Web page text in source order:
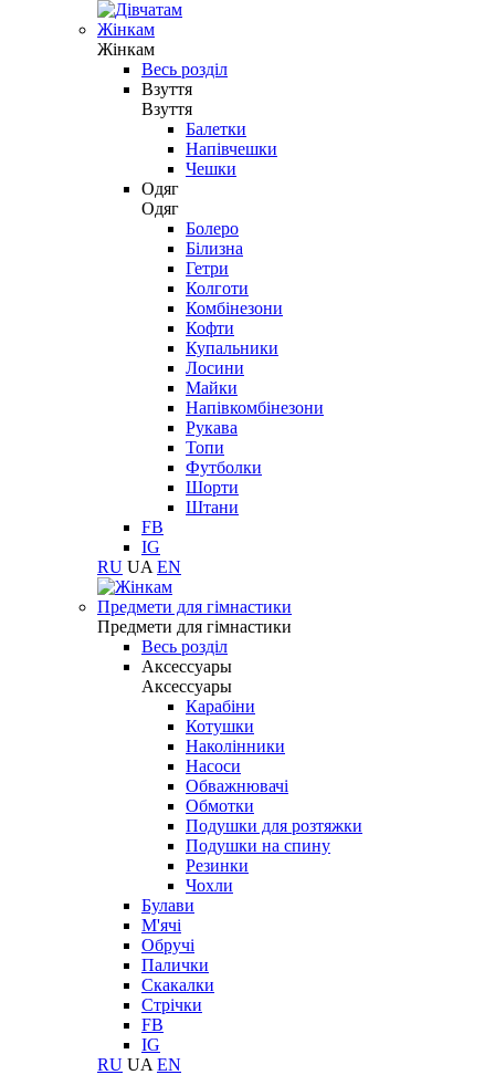
Жінкам
Жінкам
Весь розділ
Взуття
Взуття
Балетки
Напівчешки
Чешки
Одяг
Одяг
Болеро
Білизна
Гетри
Колготи
Комбінезони
Кофти
Купальники
Лосини
Майки
Напівкомбінезони
Рукава
Топи
Футболки
Шорти
Штани
FB
IG
RU UA EN
Предмети для гімнастики
Предмети для гімнастики
Весь розділ
Аксессуары
Аксессуары
Карабіни
Котушки
Наколінники
Насоси
Обважнювачі
Обмотки
Подушки для розтяжки
Подушки на спину
Резинки
Чохли
Булави
М'ячі
Обручі
Палички
Скакалки
Стрічки
FB
IG
RU UA EN